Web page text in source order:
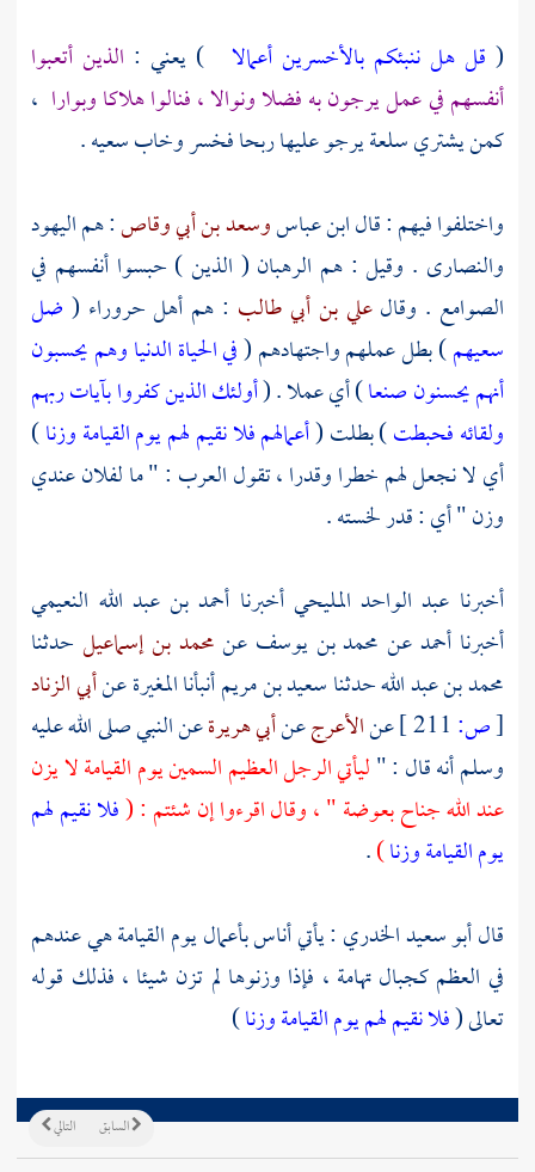
( قل هل ننبئكم بالأخسرين أعمالا ) يعني : الذين أتعبوا
أنفسهم في عمل يرجون به فضلا ونوالا ، فنالوا هلاكا وبوارا ،
كمن يشتري سلعة يرجو عليها ربحا فخسر وخاب سعيه .
واختلفوا فيهم : قالابن عباسوسعد بن أبي وقاص: هماليهود
والنصارى . وقيل : هم الرهبان ( الذين ) حبسوا أنفسهم في
الصوامع . وقالعلي بن أبي طالب : هم أهل حروراء ( ضل
سعيهم) بطل عملهم واجتهادهم (في الحياة الدنيا وهم يحسبون
أنهم يحسنون صنعا) أي عملا . (أولئك الذين كفروا بآيات ربهم
ولقائه فحبطت) بطلت (أعمالهم فلا نقيم لهم يوم القيامة وزنا)
أي لا نجعل لهم خطرا وقدرا ، تقول العرب : " ما لفلان عندي
وزن " أي : قدر لخسته .
أخبرنا عبد الواحد المليحيأخبرنا أحمد بن عبد الله النعيمي
أخبرنا أحمدعن محمد بن يوسف عنمحمد بن إسماعيل حدثنا
محمد بن عبد اللهحدثناسعيد بن مريمأنبأناالمغيرةعنأبي الزناد
[ص: عنالأعرجعنأبي هريرةعن النبي صلى الله عليه
وسلم أنه قال : "ليأتي الرجل العظيم السمين يوم القيامة لا يزن
عند الله جناح بعوضة " ، وقال اقرءوا إن شئتم : (فلا نقيم لهم
يوم القيامة وزنا)
.
قالأبو سعيد الخدري : يأتي أناس بأعمال يوم القيامة هي عندهم
في العظم كجبال تهامة ، فإذا وزنوها لم تزن شيئا ، فذلك قوله
تعالى (فلا نقيم لهم يوم القيامة وزنا)
التالي السابق